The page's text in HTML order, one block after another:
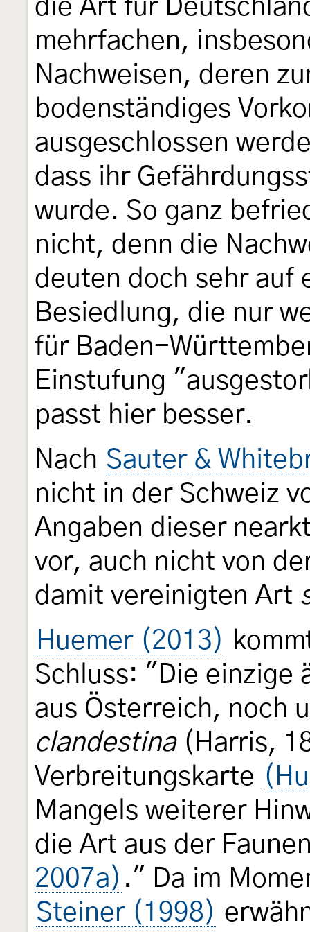
die Art für
mehrfachen,
Nachweisen, deren
bodenständiges
ausgeschlossen
dass ihr
wurde. So ganz
nicht, denn die
deuten doch sehr auf
Besiedlung, die nur
für Baden-
Einstufung
passt hier besser.
Nach Sauter &
nicht in der Schweiz
Angaben dieser
vor, auch nicht von
damit vereinigten Art
Huemer (2013)
Schluss: "Die einzige
aus Österreich, noch
clandestina(Harris,
Verbreitungskarte
Mangels weiterer
die Art aus der
2007a) ." Da im
Steiner (1998)